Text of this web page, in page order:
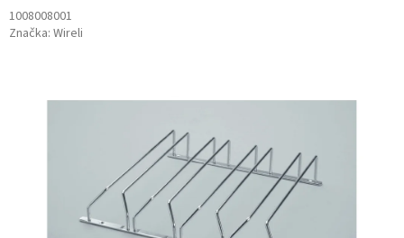
1008008001
Značka: Wireli